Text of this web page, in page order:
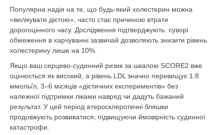
Популярна надія на те, що будь-який холестерин можна
«вилікувати дієтою», часто стає причиною втрати
дорогоцінного часу. Дослідження підтверджують: суворі
обмеження в харчуванні зазвичай дозволяють знизити рівень
холестерину лише на 10%.
Якщо ваш серцево-судинний ризик за шкалою SCORE2 вже
оцінюється як високий, а рівень LDL значно перевищує 1.8
ммоль/л, 3–6 місяців «дієтичних експериментів» без
належної підтримки ліками навряд чи дадуть бажаний
результат. У цей період атеросклеротичні бляшки
продовжують розвиватися, підвищуючи ймовірність судинної
катастрофи.